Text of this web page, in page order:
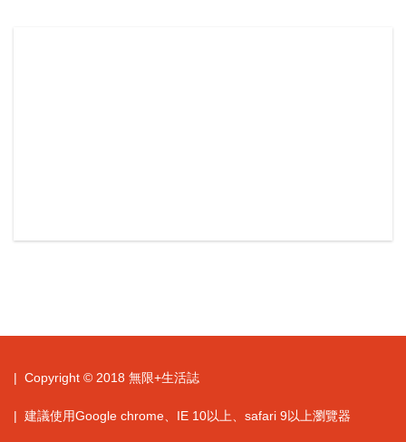
| Copyright © 2018 無限+生活誌
| 建議使用Google chrome、IE 10以上、safari 9以上瀏覽器